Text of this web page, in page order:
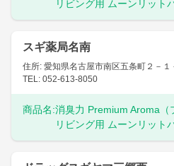
リビング用 ムーンリット
スギ薬局名南
住所: 愛知県名古屋市南区五条町２－１
TEL: 052-613-8050
商品名:消臭力 Premium Aroma（
リビング用 ムーンリット